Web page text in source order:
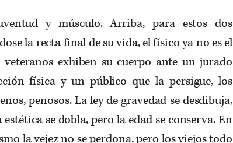
y músculo. Arriba, para estos dos
la recta final de su vida, el físico ya no es el
exhiben su cuerpo ante un jurado
física y un público que la persigue, los
penosos. La ley de gravedad se desdibuja,
se dobla, pero la edad se conserva. En
la vejez no se perdona, pero los viejos todo